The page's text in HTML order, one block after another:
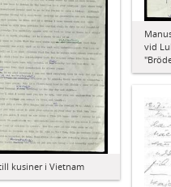
vid
kusiner i Vietnam